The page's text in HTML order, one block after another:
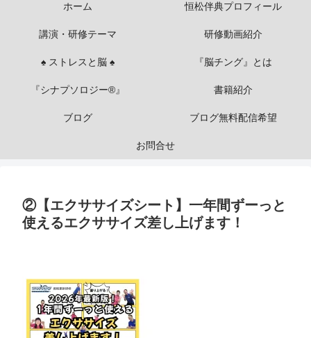
ホーム 恒松伴典プロフィール
講演・研修テーマ 研修動画紹介
♠ ストレスと脳 ♠ 『脳チング』とは
『シナプソロジー®』 書籍紹介
ブログ ブログ無料配信希望
お問合せ
②【エクササイズシート】一年間ずーっと
使えるエクササイズ差し上げます！